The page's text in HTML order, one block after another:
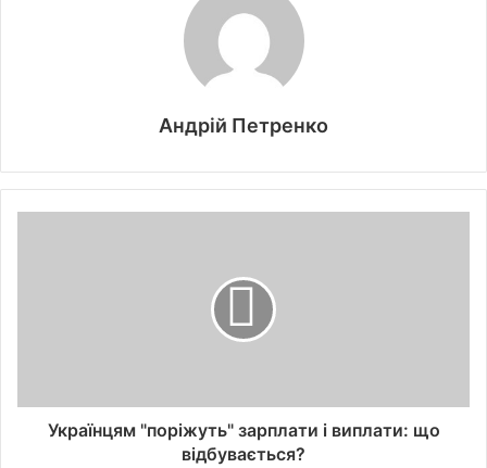
Андрій Петренко
Українцям "поріжуть" зарплати і виплати: що
відбувається?